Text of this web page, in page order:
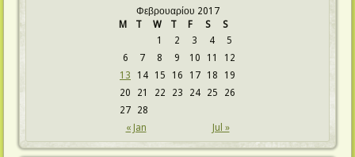
Φεβρουαρίου 2017
M
T W T F S S
« Jan Jul »
1 2 3 4
5
6
7 8 9 10 11
12
13
14 15 16 17 18
19
20
21 22 23 24 25
26
27
28